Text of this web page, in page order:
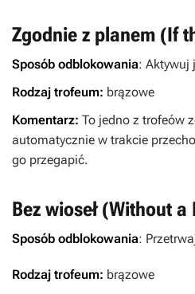
Zgodnie z planem (If
Sposób odblokowania: Aktywuj
Rodzaj trofeum: brązowe
Komentarz: To jedno z trofeów
automatycznie w trakcie
go przegapić.
Bez wioseł (Without a
Sposób odblokowania:
Rodzaj trofeum: brązowe